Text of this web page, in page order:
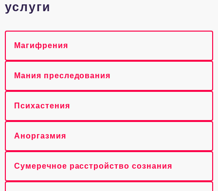
услуги
Магифрения
Мания преследования
Психастения
Аноргазмия
Сумеречное расстройство сознания